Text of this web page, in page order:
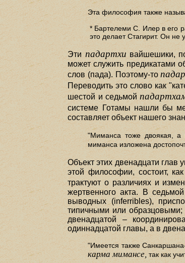
Эта философия также
* Бартелеми С. Илер в его
это делает Стагирит. Он не
Эти падартхи вайшешики,
может служить предикатами
слов (пада). Поэтому-то
Переводить это слово как
шестой и седьмой
системе Готамы нашли бы
составляет объект нашего
"Миманса тоже двоякая,
миманса изложена
Объект этих двенадцати глав
этой философии, состоит,
трактуют о различиях и
жертвенного акта. В
выводных (inferribles),
типичными или образцовыми;
двенадцатой –
одиннадцатой главы, а в
"Имеется также
карма мимансе, так как